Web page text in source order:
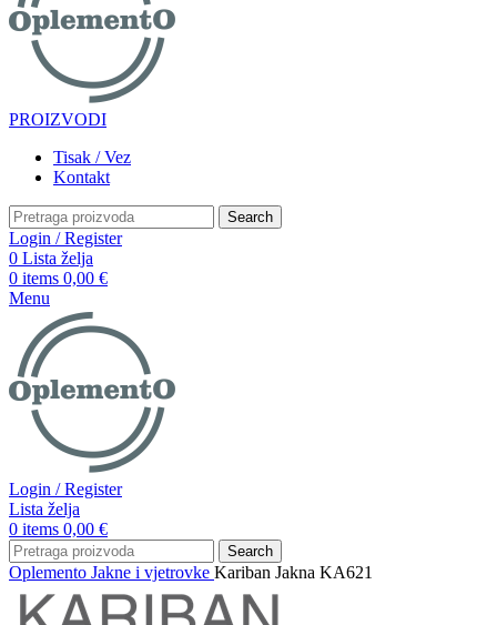
PROIZVODI
Tisak / Vez
Kontakt
Search
Login / Register
0 Lista želja
0 items 0,00 €
Menu
Login / Register
Lista želja
0 items 0,00 €
Search
Oplemento Jakne i vjetrovke Kariban Jakna KA621